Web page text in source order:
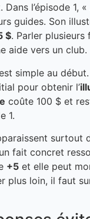
l’épisode 1,
guides. Son
$. Parler
aide vers un club.
simple au
pour obtenir l’
coûte 100 $ et
1.
surtout
fait concret
+5 et elle peut
plus loin, il faut